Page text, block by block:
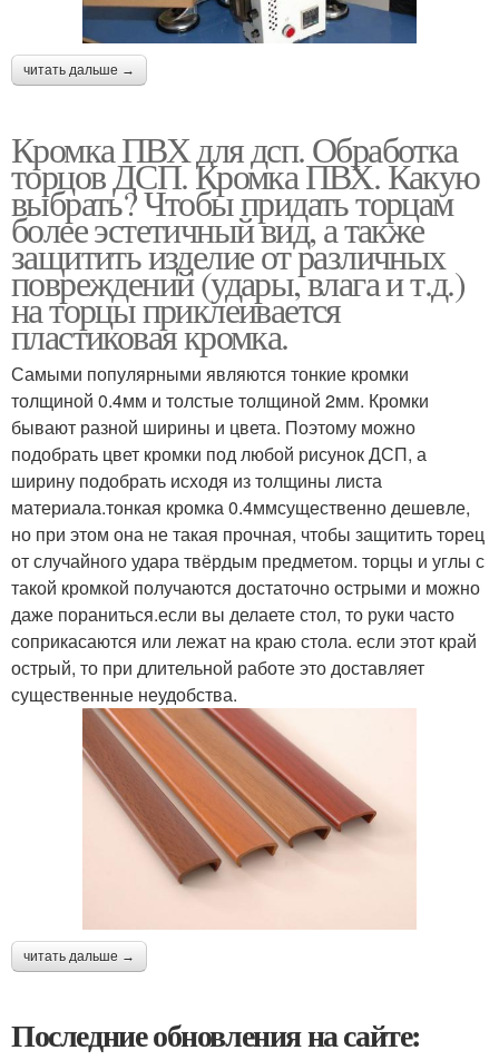
читать дальше →
Кромка ПВХ для дсп. Обработка
торцов ДСП. Кромка ПВХ. Какую
выбрать? Чтобы придать торцам
более эстетичный вид, а также
защитить изделие от различных
повреждений (удары, влага и т.д.)
на торцы приклеивается
пластиковая кромка.
Самыми популярными являются тонкие кромки
толщиной 0.4мм и толстые толщиной 2мм. Кромки
бывают разной ширины и цвета. Поэтому можно
подобрать цвет кромки под любой рисунок ДСП, а
ширину подобрать исходя из толщины листа
материала.тонкая кромка 0.4ммсущественно дешевле,
но при этом она не такая прочная, чтобы защитить торец
от случайного удара твёрдым предметом. торцы и углы с
такой кромкой получаются достаточно острыми и можно
даже пораниться.если вы делаете стол, то руки часто
соприкасаются или лежат на краю стола. если этот край
острый, то при длительной работе это доставляет
существенные неудобства.
читать дальше →
Последние обновления на сайте: